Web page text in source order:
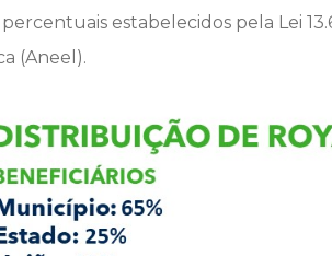
percentuais estabelecidos pela Lei
(Aneel).